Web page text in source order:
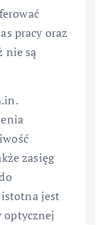
pracy oraz
nie są
zasięg
istotna jest
optycznej